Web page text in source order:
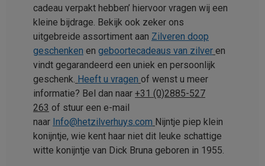
cadeau verpakt hebben’ hiervoor vragen wij een
kleine bijdrage. Bekijk ook zeker ons
uitgebreide assortiment aan Zilveren doop
geschenken en geboortecadeaus van zilver en
vindt gegarandeerd een uniek en persoonlijk
geschenk. Heeft u vragen of wenst u meer
informatie? Bel dan naar +31 (0)2885-527
263 of stuur een e-mail
naar Info@hetzilverhuys.com Nijntje piep klein
konijntje, wie kent haar niet dit leuke schattige
witte konijntje van Dick Bruna geboren in 1955.